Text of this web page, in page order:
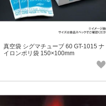
真空袋 シグマチューブ 60 GT-1015 ナ
イロンポリ袋 150×100mm